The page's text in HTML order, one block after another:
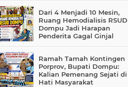
Dari 4 Menjadi 10 Mesin,
Ruang Hemodialisis RSUD
Dompu Jadi Harapan
Penderita Gagal Ginjal
Ramah Tamah Kontingen
Porprov, Bupati Dompu:
Kalian Pemenang Sejati di
Hati Masyarakat